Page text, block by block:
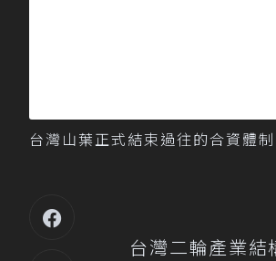
台灣山葉正式結束過往的合資體
台灣二輪產業結